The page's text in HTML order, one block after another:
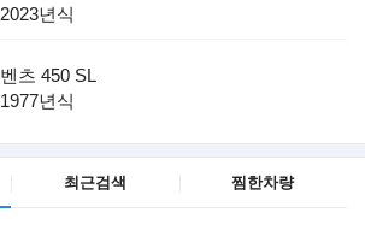
2023년식
벤츠 450 SL
1977년식
최근검색 찜한차량